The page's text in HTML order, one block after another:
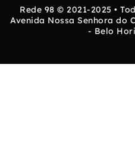
Rede 98 © 2021-2025 •
Avenida Nossa Senhora do
- Belo